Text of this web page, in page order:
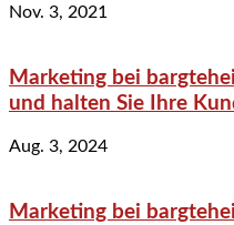
Nov. 3, 2021
Marketing bei
und halten Sie Ihre
Aug. 3, 2024
Marketing bei